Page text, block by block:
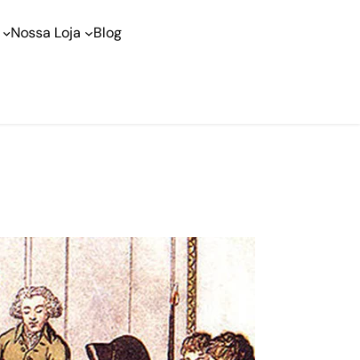
Nossa Loja Blog